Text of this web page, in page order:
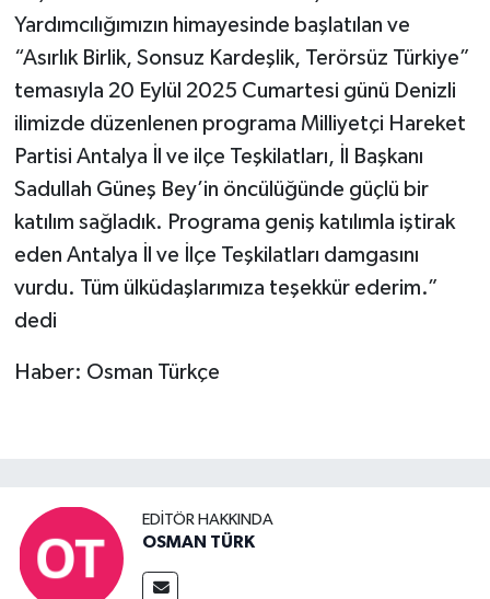
Yardımcılığımızın himayesinde başlatılan ve
“Asırlık Birlik, Sonsuz Kardeşlik, Terörsüz Türkiye”
temasıyla 20 Eylül 2025 Cumartesi günü Denizli
ilimizde düzenlenen programa Milliyetçi Hareket
Partisi Antalya İl ve ilçe Teşkilatları, İl Başkanı
Sadullah Güneş Bey’in öncülüğünde güçlü bir
katılım sağladık. Programa geniş katılımla iştirak
eden Antalya İl ve İlçe Teşkilatları damgasını
vurdu. Tüm ülküdaşlarımıza teşekkür ederim.”
dedi
Haber: Osman Türkçe
EDITÖR HAKKINDA
OSMAN TÜRK